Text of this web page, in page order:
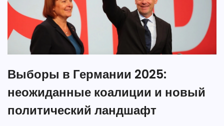
Выборы в Германии 2025:
неожиданные коалиции и новый
политический ландшафт